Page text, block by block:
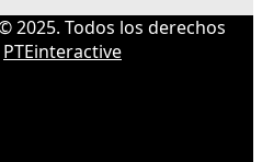
2025. Todos los derechos
PTEinteractive